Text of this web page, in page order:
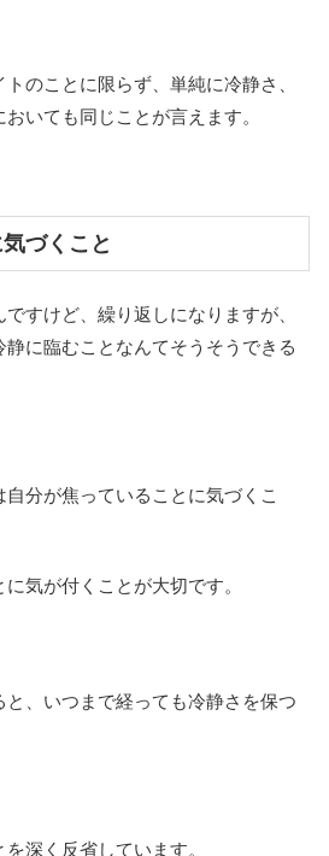
のことに限らず、単純に冷静さ、
いても同じことが言えます。
づくこと
すけど、繰り返しになりますが、
に臨むことなんてそうそうできる
分が焦っていることに気づくこ
気が付くことが大切です。
、いつまで経っても冷静さを保つ
深く反省しています。